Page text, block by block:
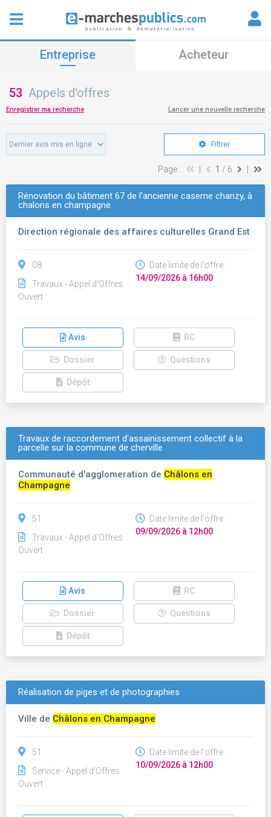
Entreprise Acheteur
53 Appels d'offres
Enregistrer ma recherche Lancer une nouvelle recherche
Filtrer
Page : 1 / 6
Rénovation du bâtiment 67 de l’ancienne caserne chanzy, à
chalons en champagne
Direction régionale des affaires culturelles Grand Est
08
Travaux - Appel d'Offres
Ouvert
Date limite de l'offre :
14/09/2026 à 16h00
Avis RC
Dossier Questions
Dépôt
Travaux de raccordement d'assainissement collectif à la
parcelle sur la commune de cherville
Communauté d'agglomeration de Châlons en
Champagne
51
Travaux - Appel d'Offres
Ouvert
Date limite de l'offre :
09/09/2026 à 12h00
Avis RC
Dossier Questions
Dépôt
Réalisation de piges et de photographies
Ville de Châlons en Champagne
51
Service - Appel d'Offres
Ouvert
Date limite de l'offre :
10/09/2026 à 12h00